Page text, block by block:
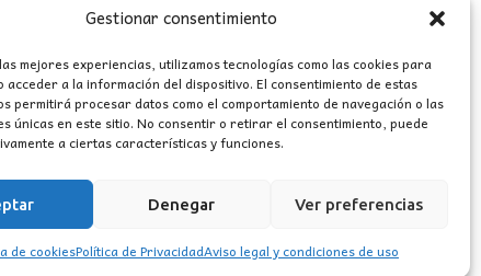
Gestionar consentimiento
mejores experiencias, utilizamos tecnologías como las cookies para
acceder a la información del dispositivo. El consentimiento de estas
permitirá procesar datos como el comportamiento de navegación o las
únicas en este sitio. No consentir o retirar el consentimiento, puede
a ciertas características y funciones.
Denegar Ver preferencias
de cookiesPolítica de PrivacidadAviso legal y condiciones de uso